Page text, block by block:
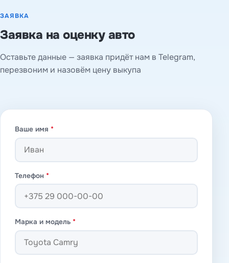
ЗАЯВКА
Заявка на оценку авто
Оставьте данные — заявка придёт нам в Telegram,
перезвоним и назовём цену выкупа
Ваше имя *
Телефон *
Марка и модель *